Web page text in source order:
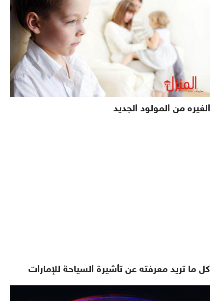
الغيره من المولود الجديد
كل ما تريد معرفته عن تأشيرة السياحة للإمارات